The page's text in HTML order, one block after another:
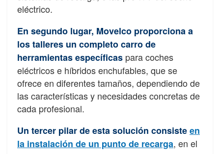
eléctrico.
En segundo lugar, Movelco proporciona a
los talleres un completo carro de
herramientas específicas para coches
eléctricos e híbridos enchufables, que se
ofrece en diferentes tamaños, dependiendo de
las características y necesidades concretas de
cada profesional.
Un tercer pilar de esta solución consisteen
la instalación de un punto de recarga, en el